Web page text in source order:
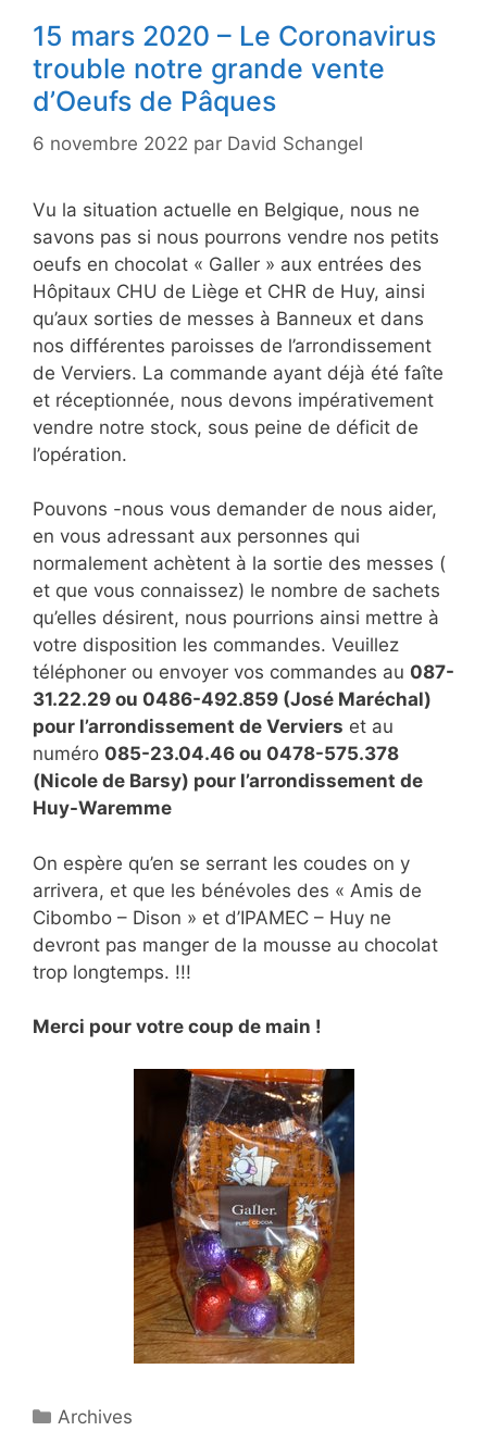
15 mars 2020 – Le Coronavirus
trouble notre grande vente
d’Oeufs de Pâques
6 novembre 2022 par David Schangel
Vu la situation actuelle en Belgique, nous ne
savons pas si nous pourrons vendre nos petits
oeufs en chocolat « Galler » aux entrées des
Hôpitaux CHU de Liège et CHR de Huy, ainsi
qu’aux sorties de messes à Banneux et dans
nos différentes paroisses de l’arrondissement
de Verviers. La commande ayant déjà été faîte
et réceptionnée, nous devons impérativement
vendre notre stock, sous peine de déficit de
l’opération.
Pouvons -nous vous demander de nous aider,
en vous adressant aux personnes qui
normalement achètent à la sortie des messes (
et que vous connaissez) le nombre de sachets
qu’elles désirent, nous pourrions ainsi mettre à
votre disposition les commandes. Veuillez
téléphoner ou envoyer vos commandes au 087-
31.22.29 ou 0486-492.859 (José Maréchal)
pour l’arrondissement de Verviers et au
numéro 085-23.04.46 ou 0478-575.378
(Nicole de Barsy) pour l’arrondissement de
Huy-Waremme
On espère qu’en se serrant les coudes on y
arrivera, et que les bénévoles des « Amis de
Cibombo – Dison » et d’IPAMEC – Huy ne
devront pas manger de la mousse au chocolat
trop longtemps. !!!
Merci pour votre coup de main !
Catégories
Archives